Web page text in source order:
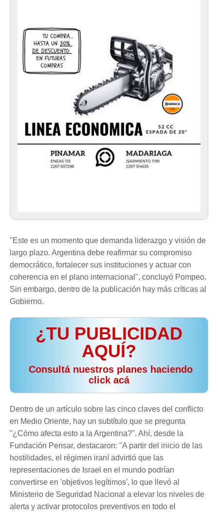
"Este es un momento que demanda liderazgo y visión de
largo plazo. Argentina debe reafirmar su compromiso
democrático, fortalecer sus instituciones y actuar con
coherencia en el plano internacional", concluyó Pompeo.
Sin embargo, dentro de la publicación hay más críticas al
Gobierno.
¿TU PUBLICIDAD
AQUÍ?
️ Consultá nuestros planes haciendo
click acá
Dentro de un artículo sobre las cinco claves del conflicto
en Medio Oriente, hay un subtítulo que se pregunta
"¿Cómo afecta esto a la Argentina?". Ahí, desde la
Fundación Pensar, destacaron: "A partir del inicio de las
hostilidades, el régimen iraní advirtió que las
representaciones de Israel en el mundo podrían
convertirse en 'objetivos legítimos', lo que llevó al
Ministerio de Seguridad Nacional a elevar los niveles de
alerta y activar protocolos preventivos en todo el